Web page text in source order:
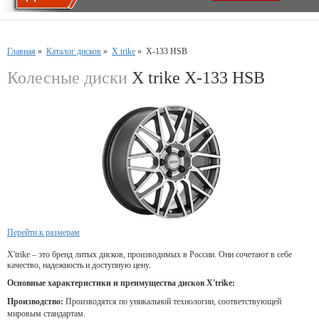
Главная » Каталог дисков » X trike » X-133 HSB
Колесные диски X trike X-133 HSB
Перейти к размерам
X'trike – это бренд литых дисков, производимых в России. Они сочетают в себе
качество, надежность и доступную цену.
Основные характеристики и преимущества дисков X'trike:
Производство: Производятся по уникальной технологии, соответствующей
мировым стандартам.